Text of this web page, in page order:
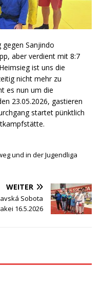
gegen Sanjindo
aber verdient mit 8:7
ist uns die
nicht mehr zu
es nun um die
23.05.2026, gastieren
startet pünktlich
und in der Jugendliga
WEITER
Sobota
16.5.2026